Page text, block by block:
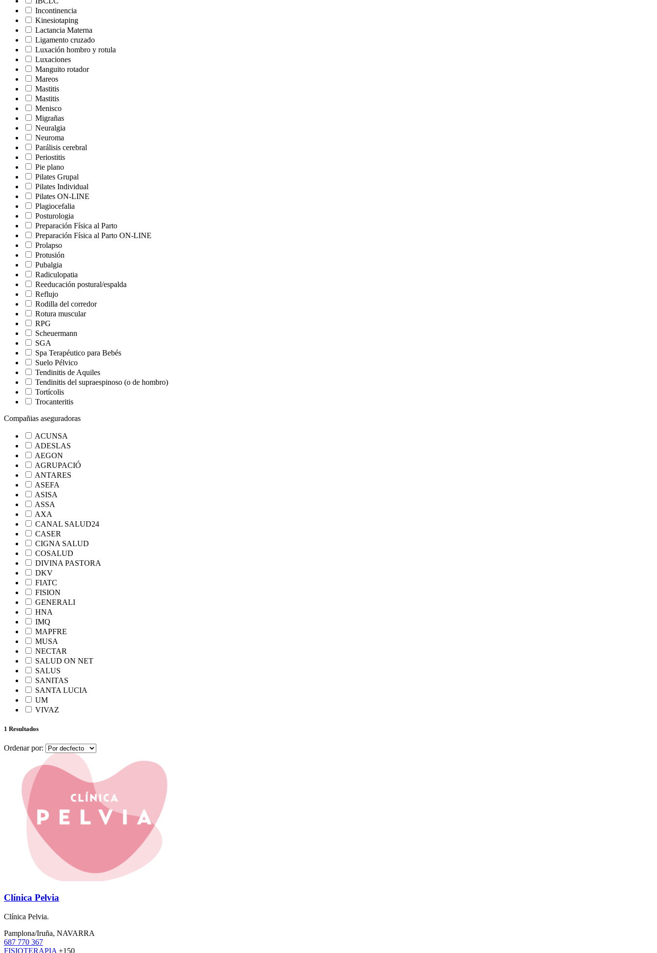
Incontinencia
Kinesiotaping
Lactancia Materna
Ligamento cruzado
Luxación hombro y rotula
Luxaciones
Manguito rotador
Mareos
Mastitis
Mastitis
Menisco
Migrañas
Neuralgia
Neuroma
Parálisis cerebral
Periostitis
Pie plano
Pilates Grupal
Pilates Individual
Pilates ON-LINE
Plagiocefalia
Posturologia
Preparación Física al Parto
Preparación Física al Parto ON-LINE
Prolapso
Protusión
Pubalgia
Radiculopatia
Reeducación postural/espalda
Reflujo
Rodilla del corredor
Rotura muscular
RPG
Scheuermann
SGA
Spa Terapéutico para Bebés
Suelo Pélvico
Tendinitis de Aquiles
Tendinitis del supraespinoso (o de hombro)
Tortícolis
Trocanteritis
Compañias aseguradoras
ACUNSA
ADESLAS
AEGON
AGRUPACIÓ
ANTARES
ASEFA
ASISA
ASSA
AXA
CANAL SALUD24
CASER
CIGNA SALUD
COSALUD
DIVINA PASTORA
DKV
FIATC
FISION
GENERALI
HNA
IMQ
MAPFRE
MUSA
NECTAR
SALUD ON NET
SALUS
SANITAS
SANTA LUCIA
UM
VIVAZ
1 Resultados
Ordenar por:
Clínica Pelvia
Clínica Pelvia.
Pamplona/Iruña, NAVARRA
687 770 367
FISIOTERAPIA +150